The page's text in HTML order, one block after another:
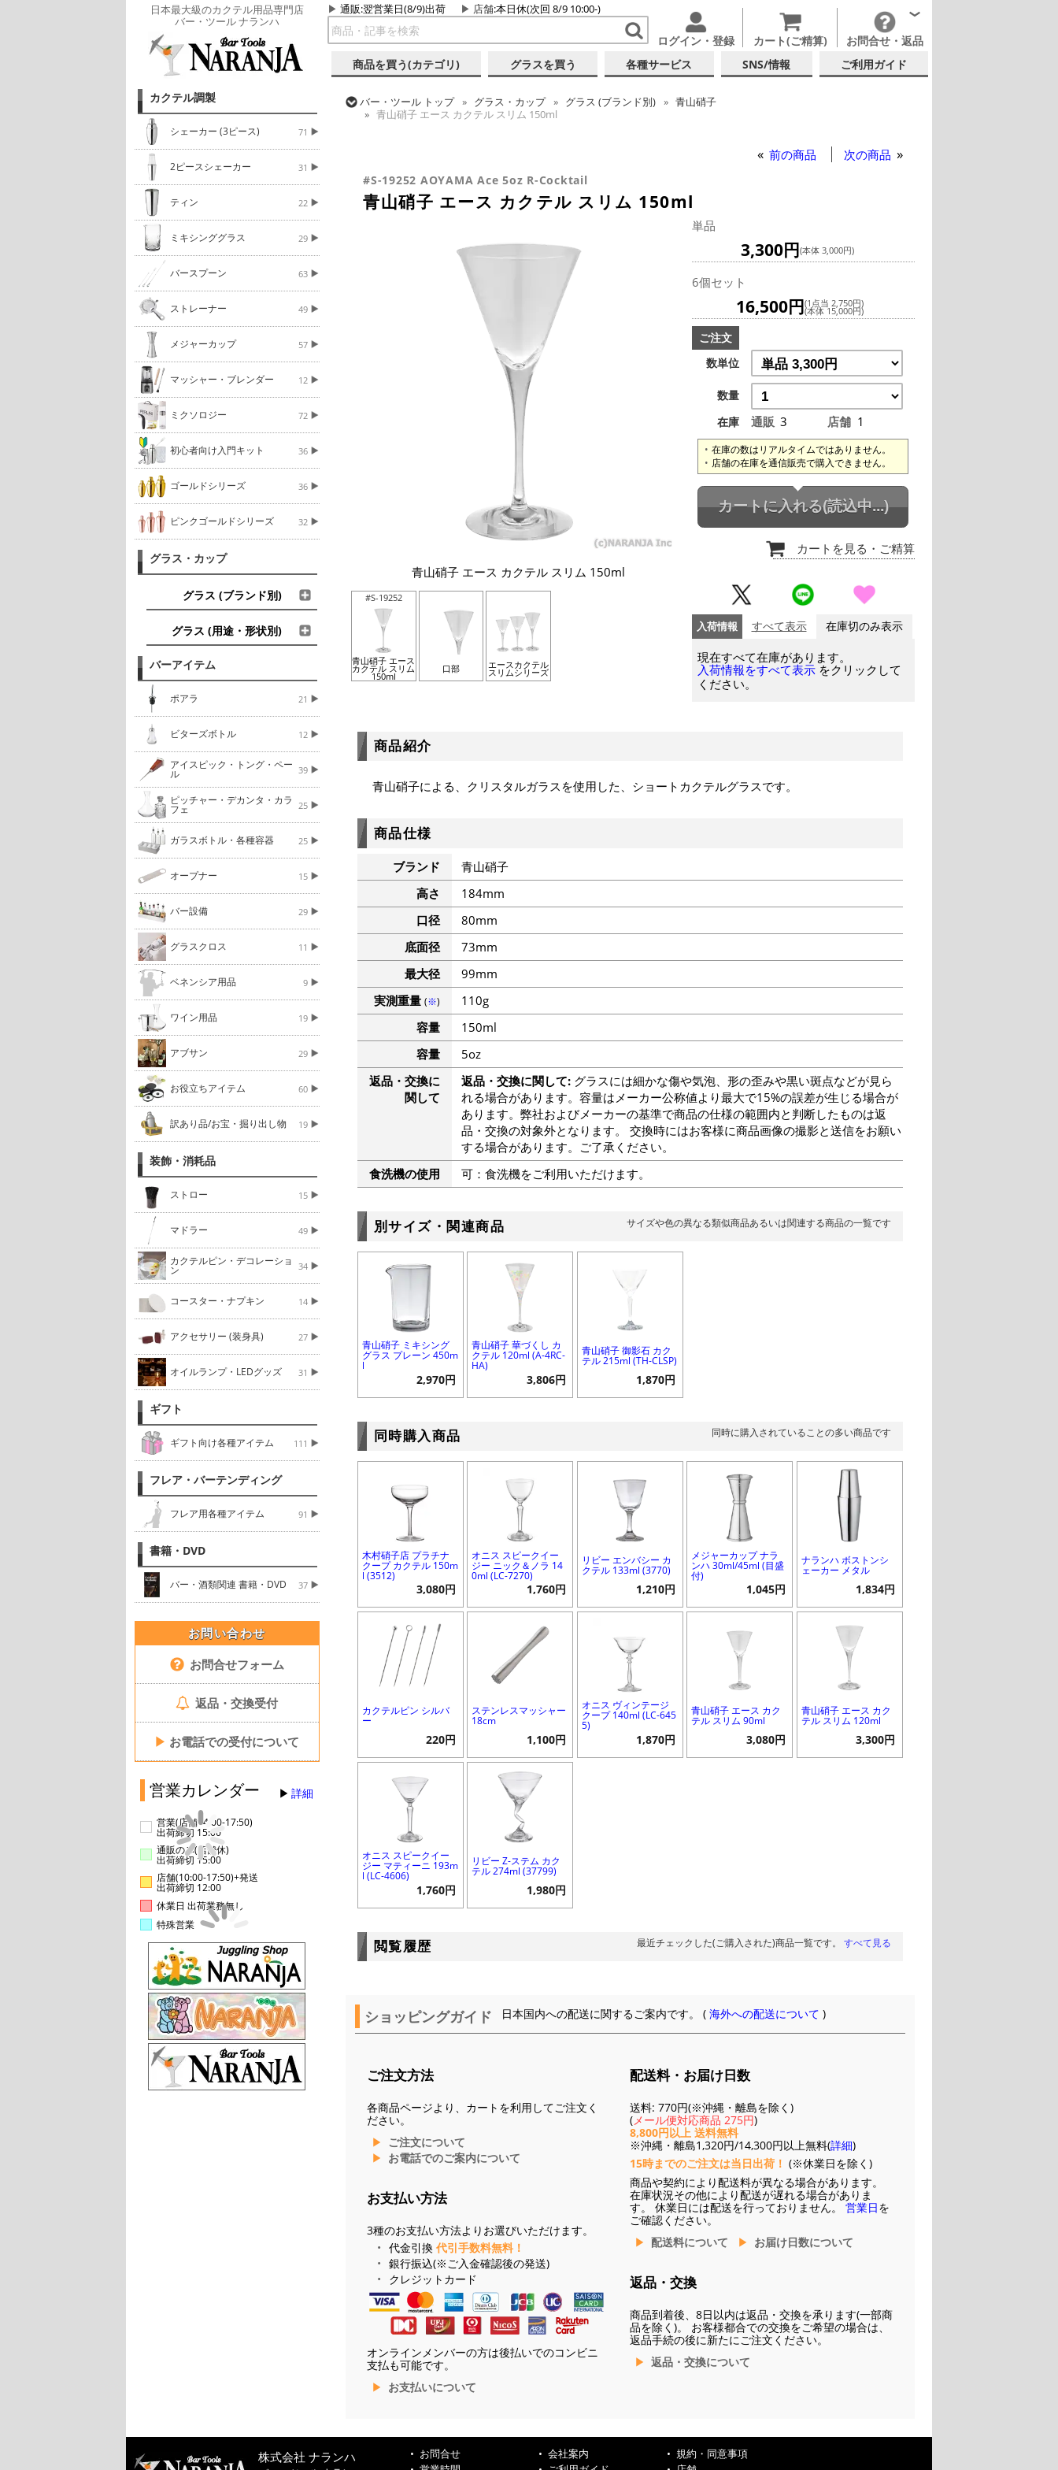
日本最大級のカクテル用品専門店
バー・ツール ナランハ
通販:翌営業日(8/9)出荷 店舗:本日休(次回 8/9 10:00-)
ログイン・登録 カート(ご精算) お問合せ・返品
商品を買う(カテゴリ) グラスを買う 各種サービス SNS/情報 ご利用ガイド
カクテル調製
シェーカー (3ピース) 71
2ピースシェーカー 31
ティン 22
ミキシンググラス 29
バースプーン 63
ストレーナー 49
メジャーカップ 57
マッシャー・ブレンダー 12
ミクソロジー 72
初心者向け入門キット 36
ゴールドシリーズ 36
ピンクゴールドシリーズ 32
グラス・カップ
グラス (ブランド別)
グラス (用途・形状別)
バーアイテム
ポアラ 21
ビターズボトル 12
アイスピック・トング・ペー
ル 39
ピッチャー・デカンタ・カラ
フェ 25
ガラスボトル・各種容器 25
オープナー 15
バー設備 29
グラスクロス 11
ベネンシア用品 9
ワイン用品 19
アブサン 29
お役立ちアイテム 60
訳あり品/お宝・掘り出し物 19
装飾・消耗品
ストロー 15
マドラー 49
カクテルピン・デコレーショ
ン 34
コースター・ナプキン 14
アクセサリー (装身具) 27
オイルランプ・LEDグッズ 31
ギフト
ギフト向け各種アイテム 111
フレア・バーテンディング
フレア用各種アイテム 91
書籍・DVD
バー・酒類関連 書籍・DVD 37
お問い合わせ
お問合せフォーム
返品・交換受付
▶ お電話での受付について
営業カレンダー 詳細
営業(店舗14:00-17:50)
出荷締切 15:00
通販のみ(店舗休)
出荷締切 15:00
店舗(10:00-17:50)+発送
出荷締切 12:00
休業日 出荷業務無し
特殊営業
バー・ツール トップ グラス・カップ グラス (ブランド別)
青山硝子
青山硝子 エース カクテル スリム 150ml
前の商品 次の商品
#S-19252 AOYAMA Ace 5oz R-Cocktail
青山硝子 エース カクテル スリム 150ml
青山硝子 エース カクテル スリム 150ml
#S-19252
青山硝子 エース
カクテル スリム
150ml
口部 エースカクテル
スリムシリーズ
単品
3,300円(本体 3,000円)
6個セット
16,500円(1点当 2,750円)
(本体 15,000円)
ご注文
数単位
数量
在庫
通販 3 店舗 1
在庫の数はリアルタイムではありません。
店舗の在庫を通信販売で購入できません。
カートに入れる(読込中...)
カートを見る ・ご精算
入荷情報 すべて表示 在庫切のみ表示
現在すべて在庫があります。
入荷情報をすべて表示 をクリックして
ください。
商品紹介
青山硝子による、クリスタルガラスを使用した、ショートカクテルグラスです。
商品仕様
ブランド
青山硝子
高さ
184mm
口径
80mm
底面径
73mm
最大径
99mm
実測重量 (※)
110g
容量
150ml
容量
5oz
返品・交換に
関して
返品・交換に関して:グラスには細かな傷や気泡、形の歪みや黒い斑点などが見ら
れる場合があります。容量はメーカー公称値より最大で15%の誤差が生じる場合が
あります。弊社およびメーカーの基準で商品の仕様の範囲内と判断したものは返
品・交換の対象外となります。 交換時にはお客様に商品画像の撮影と送信をお願い
する場合があります。ご了承ください。
食洗機の使用
可：食洗機をご利用いただけます。
別サイズ・関連商品 サイズや色の異なる類似商品あるいは関連する商品の一覧です
青山硝子 ミキシング
グラス プレーン 450m
l
2,970円
青山硝子 華づくし カ
クテル 120ml (A-4RC-
HA)
3,806円
青山硝子 御影石 カク
テル 215ml (TH-CLSP)
1,870円
同時購入商品 同時に購入されていることの多い商品です
木村硝子店 プラチナ
クープ カクテル 150m
l (3512)
3,080円
オニス スピークイー
ジー ニック＆ノラ 14
0ml (LC-7270)
1,760円
リビー エンバシー カ
クテル 133ml (3770)
1,210円
メジャーカップ ナラ
ンハ 30ml/45ml (目盛
付)
1,045円
ナランハ ボストンシ
ェーカー メタル
1,834円
カクテルピン シルバ
ー
220円
ステンレスマッシャー
18cm
1,100円
オニス ヴィンテージ
クープ 140ml (LC-645
5)
1,870円
青山硝子 エース カク
テル スリム 90ml
3,080円
青山硝子 エース カク
テル スリム 120ml
3,300円
オニス スピークイー
ジー マティーニ 193m
l (LC-4606)
1,760円
リビー Z-ステム カク
テル 274ml (37799)
1,980円
閲覧履歴 最近チェックした(ご購入された)商品一覧です。 すべて見る
ショッピングガイド 日本国内への配送に関するご案内です。 (海外への配送について )
ご注文方法
各商品ページより、カートを利用してご注文く
ださい。
ご注文について
お電話でのご案内について
お支払い方法
3種のお支払い方法よりお選びいただけます。
代金引換 代引手数料無料！
銀行振込(※ご入金確認後の発送)
クレジットカード
オンラインメンバーの方は後払いでのコンビニ
支払も可能です。
お支払いについて
配送料・お届け日数
送料: 770円(※沖縄・離島を除く)
(メール便対応商品 275円)
8,800円以上 送料無料
※沖縄・離島1,320円/14,300円以上無料(詳細)
15時までのご注文は当日出荷！ (※休業日を除く)
商品や契約により配送料が異なる場合があります。
在庫状況その他により配送が遅れる場合がありま
す。 休業日には配送を行っておりません。 営業日を
ご確認ください。
配送料について
お届け日数について
返品・交換
商品到着後、8日以内は返品・交換を承ります(一部商
品を除く)。 お客様都合での交換をご希望の場合は、
返品手続の後に新たにご注文ください。
返品・交換について
株式会社 ナランハ お問合せ 会社案内
規約・同意事項